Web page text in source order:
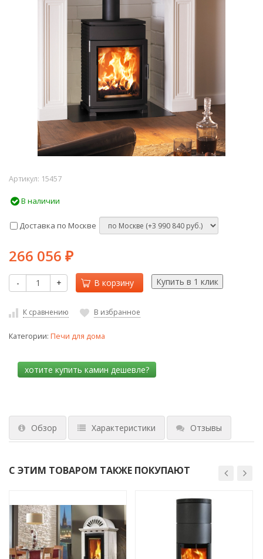
Артикул: 15457
В наличии
Доставка по Москве
266 056 ₽
- + В корзину
К сравнению В избранное
Категории: Печи для дома
Обзор Характеристики Отзывы
С ЭТИМ ТОВАРОМ ТАКЖЕ ПОКУПАЮТ